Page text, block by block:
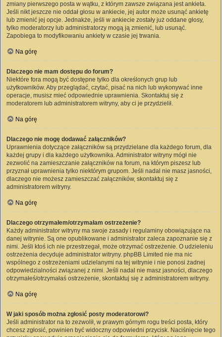
zmiany pierwszego posta w wątku, z którym zawsze związana jest ankieta.
Jeśli nikt jeszcze nie oddał głosu w ankiecie, jej autor może usunąć ankietę
lub zmienić jej opcje. Jednakże, jeśli w ankiecie zostały już oddane głosy,
tylko moderatorzy lub administratorzy mogą ją zmienić, lub usunąć.
Zapobiega to modyfikowaniu ankiety w czasie jej trwania.
Na górę
Dlaczego nie mam dostępu do forum?
Niektóre fora mogą być dostępne tylko dla określonych grup lub
użytkowników. Aby przeglądać, czytać, pisać na nich lub wykonywać inne
operacje, musisz mieć odpowiednie uprawnienia. Skontaktuj się z
moderatorem lub administratorem witryny, aby ci je przydzielił.
Na górę
Dlaczego nie mogę dodawać załączników?
Uprawnienia dotyczące załączników są przydzielane dla każdego forum, dla
każdej grupy i dla każdego użytkownika. Administrator witryny mógł nie
zezwolić na zamieszczanie załączników na forum, na którym piszesz lub
przyznał uprawnienia tylko niektórym grupom. Jeśli nadal nie masz jasności,
dlaczego nie możesz zamieszczać załączników, skontaktuj się z
administratorem witryny.
Na górę
Dlaczego otrzymałem/otrzymałam ostrzeżenie?
Każdy administrator witryny ma swoje zasady i regulaminy obowiązujące na
danej witrynie. Są one opublikowane i administrator zaleca zapoznanie się z
nimi. Jeśli ktoś ich nie przestrzegał, może otrzymać ostrzeżenie. O udzieleniu
ostrzeżenia decyduje administrator witryny. phpBB Limited nie ma nic
wspólnego z ostrzeżeniami udzielanymi na tej witrynie i nie ponosi żadnej
odpowiedzialności związanej z nimi. Jeśli nadal nie masz jasności, dlaczego
otrzymałeś/otrzymałaś ostrzeżenie, skontaktuj się z administratorem witryny.
Na górę
W jaki sposób można zgłosić posty moderatorowi?
Jeśli administrator na to zezwolił, w prawym górnym rogu treści posta, który
chcesz zgłosić, powinien być widoczny odpowiedni przycisk. Naciśnięcie tego